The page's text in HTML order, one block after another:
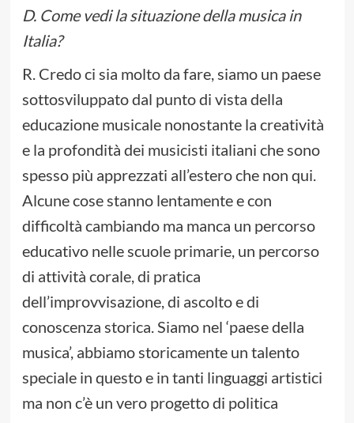
D. Come vedi la situazione della musica in
Italia?
R. Credo ci sia molto da fare, siamo un paese
sottosviluppato dal punto di vista della
educazione musicale nonostante la creatività
e la profondità dei musicisti italiani che sono
spesso più apprezzati all’estero che non qui.
Alcune cose stanno lentamente e con
difficoltà cambiando ma manca un percorso
educativo nelle scuole primarie, un percorso
di attività corale, di pratica
dell’improvvisazione, di ascolto e di
conoscenza storica. Siamo nel ‘paese della
musica’, abbiamo storicamente un talento
speciale in questo e in tanti linguaggi artistici
ma non c’è un vero progetto di politica